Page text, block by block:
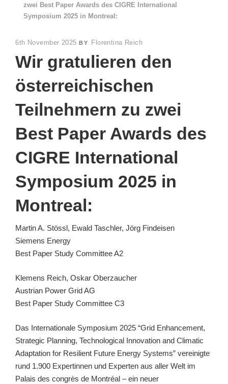
zwei Best Paper Awards des CIGRE International
Symposium 2025 in Montreal:
POSTED
6th November 2025 BY Florentina Reich
Wir gratulieren den
österreichischen
Teilnehmern zu zwei
Best Paper Awards des
CIGRE International
Symposium 2025 in
Montreal:
Martin A. Stössl, Ewald Taschler, Jörg Findeisen
Siemens Energy
Best Paper Study Committee A2
Klemens Reich, Oskar Oberzaucher
Austrian Power Grid AG
Best Paper Study Committee C3
Das Internationale Symposium 2025 “Grid Enhancement,
Strategic Planning, Technological Innovation and Climatic
Adaptation for Resilient Future Energy Systems” vereinigte
rund 1.900 Expertinnen und Experten aus aller Welt im
Palais des congrès de Montréal – ein neuer